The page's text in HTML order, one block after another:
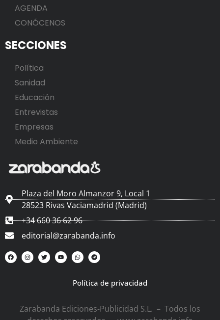
AGENDA
CONÓCENOS
SECCIONES
Política
Sanidad
Educación
Entrevistas
Empresas
Medio Ambiente
Plaza del Moro Almanzor 9, Local 1
28523 Rivas Vaciamadrid (Madrid)
+34 660 36 62 96
editorial@zarabanda.info
Política de privacidad
Zarabanda Ediciones-Publicidad S.L. – Todos los